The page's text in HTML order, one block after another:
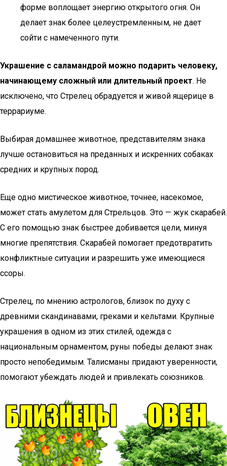
форме воплощает энергию открытого огня. Он
делает знак более целеустремленным, не дает
сойти с намеченного пути.
Украшение с саламандрой можно подарить человеку,
начинающему сложный или длительный проект. Не
исключено, что Стрелец обрадуется и живой ящерице в
террариуме.
Выбирая домашнее животное, представителям знака
лучше остановиться на преданных и искренних собаках
средних и крупных пород.
Еще одно мистическое животное, точнее, насекомое,
может стать амулетом для Стрельцов. Это — жук скарабей.
С его помощью знак быстрее добивается цели, минуя
многие препятствия. Скарабей помогает предотвратить
конфликтные ситуации и разрешить уже имеющиеся
ссоры.
Стрелец, по мнению астрологов, близок по духу с
древними скандинавами, греками и кельтами. Крупные
украшения в одном из этих стилей, одежда с
национальным орнаментом, руны победы делают знак
просто непобедимым. Талисманы придают уверенности,
помогают убеждать людей и привлекать союзников.